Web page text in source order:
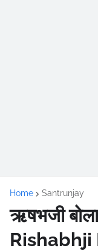
Home Santrunjay
ऋषभजी
Rishabhji